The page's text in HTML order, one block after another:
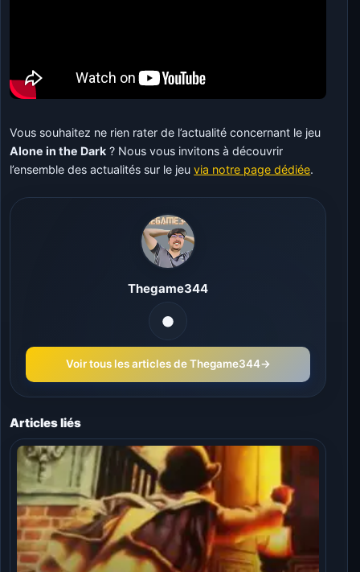
Vous souhaitez ne rien rater de l’actualité concernant le jeu
Alone in the Dark ? Nous vous invitons à découvrir
l’ensemble des actualités sur le jeuvia notre page dédiée.
Thegame344
Voir tous les articles de Thegame344→
Articles liés